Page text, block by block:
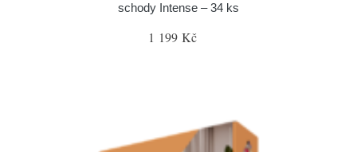
schody Intense – 34 ks
1 199 Kč